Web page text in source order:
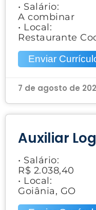
• Salário:
A combinar
• Local:
Restaurante
Enviar
7 de agosto de
Auxiliar
• Salário:
R$ 2.038,40
• Local:
Goiânia, GO